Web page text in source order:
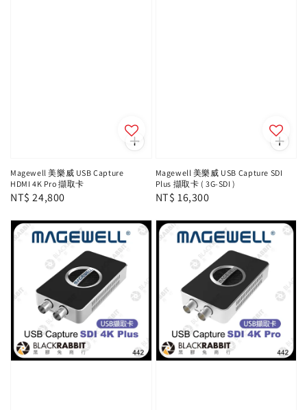
Magewell 美樂威 USB Capture
HDMI 4K Pro 擷取卡
Regular
NT$ 24,800
Magewell 美樂威 USB Capture SDI
Plus 擷取卡 ( 3G-SDI )
Regular
NT$ 16,300